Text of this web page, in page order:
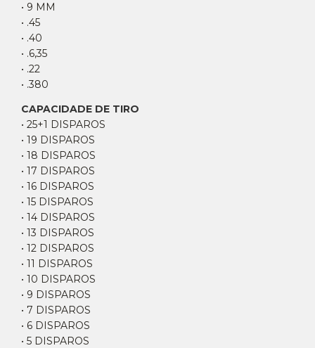
• 9 MM
• .45
• .40
• .6,35
• .22
• .380
CAPACIDADE DE TIRO
• 25+1 DISPAROS
• 19 DISPAROS
• 18 DISPAROS
• 17 DISPAROS
• 16 DISPAROS
• 15 DISPAROS
• 14 DISPAROS
• 13 DISPAROS
• 12 DISPAROS
• 11 DISPAROS
• 10 DISPAROS
• 9 DISPAROS
• 7 DISPAROS
• 6 DISPAROS
• 5 DISPAROS